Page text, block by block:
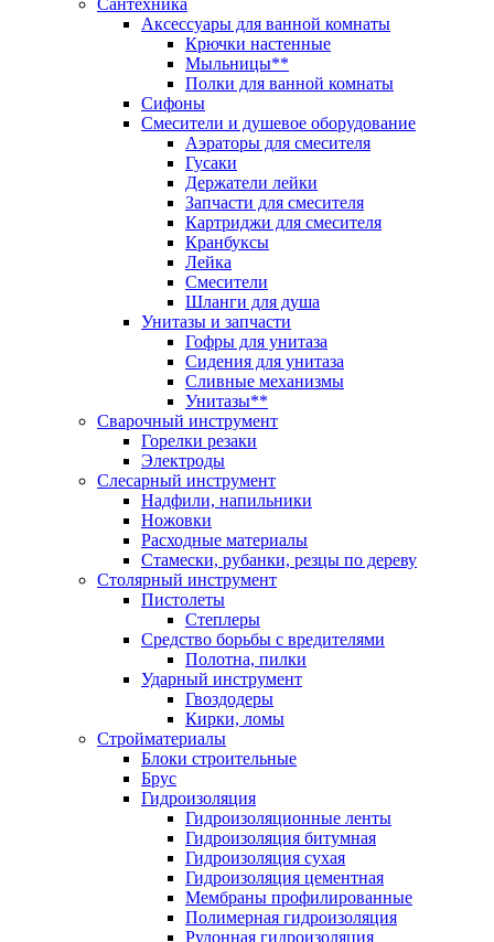
Сантехника
Аксессуары для ванной комнаты
Крючки настенные
Мыльницы**
Полки для ванной комнаты
Сифоны
Смесители и душевое оборудование
Аэраторы для смесителя
Гусаки
Держатели лейки
Запчасти для смесителя
Картриджи для смесителя
Кранбуксы
Лейка
Смесители
Шланги для душа
Унитазы и запчасти
Гофры для унитаза
Сидения для унитаза
Сливные механизмы
Унитазы**
Сварочный инструмент
Горелки резаки
Электроды
Слесарный инструмент
Надфили, напильники
Ножовки
Расходные материалы
Стамески, рубанки, резцы по дереву
Столярный инструмент
Пистолеты
Степлеры
Средство борьбы с вредителями
Полотна, пилки
Ударный инструмент
Гвоздодеры
Кирки, ломы
Стройматериалы
Блоки строительные
Брус
Гидроизоляция
Гидроизоляционные ленты
Гидроизоляция битумная
Гидроизоляция сухая
Гидроизоляция цементная
Мембраны профилированные
Полимерная гидроизоляция
Рулонная гидроизоляция